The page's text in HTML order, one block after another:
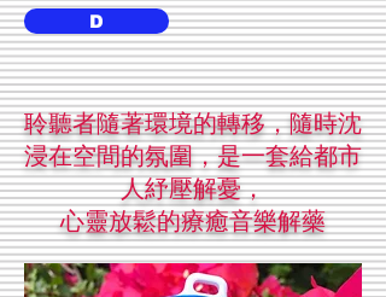
D
聆聽者隨著環境的轉移，隨時沈
浸在空間的氛圍，是一套給都市
人紓壓解憂，
心靈放鬆的療癒音樂解藥